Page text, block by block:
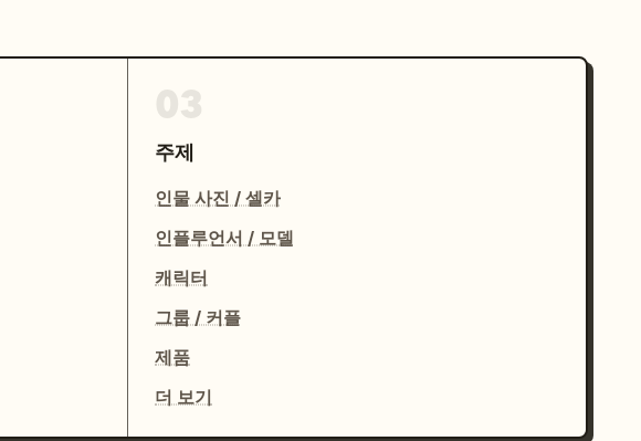
주제
인물 사진 / 셀카
인플루언서 / 모델
캐릭터
그룹 / 커플
제품
더 보기